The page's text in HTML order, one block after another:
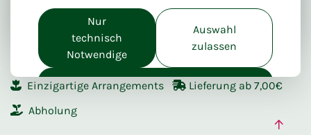
Marsberg, Büren, Brilon und Borchen bestellen.
Online Blumen verschicken
Einzigartige Arrangements
Lieferung ab 7,00€
Abholung
Nur
technisch
Notwendige
Auswahl
zulassen
Alle akzeptieren